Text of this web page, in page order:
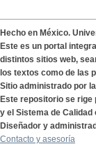
Hecho en México.
Este es un portal
distintos sitios web,
los textos como de las
Sitio administrado por
Este repositorio se
y el Sistema de
Diseñador y
Contacto y asesoría